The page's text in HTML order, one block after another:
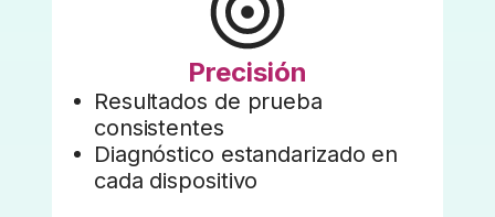
Precisión
Resultados de prueba
consistentes
Diagnóstico estandarizado en
cada dispositivo